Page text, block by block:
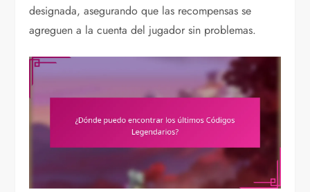
designada, asegurando que las recompensas se
agreguen a la cuenta del jugador sin problemas.